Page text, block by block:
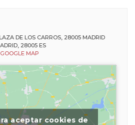
DE LOS CARROS, 28005 MADRID
, 28005 ES
MAP
aceptar cookies de